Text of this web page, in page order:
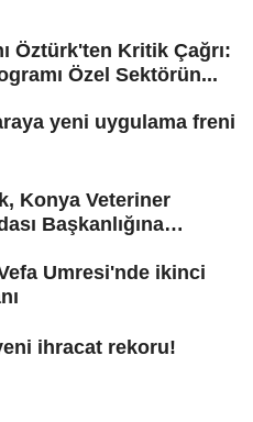
Öztürk'ten Kritik Çağrı:
Özel Sektörün...
yeni uygulama freni
Konya Veteriner
Başkanlığına
Umresi'nde ikinci
ihracat rekoru!